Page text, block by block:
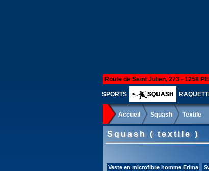
Route de Saint Julien, 273 - 1258
SPORTS SQUASH
Accueil Squash Textile
Squash ( textile )
Veste en microfibre homme Erima